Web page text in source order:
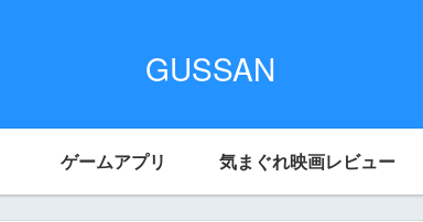
GUSSAN
ゲームアプリ 気まぐれ映画レビュー